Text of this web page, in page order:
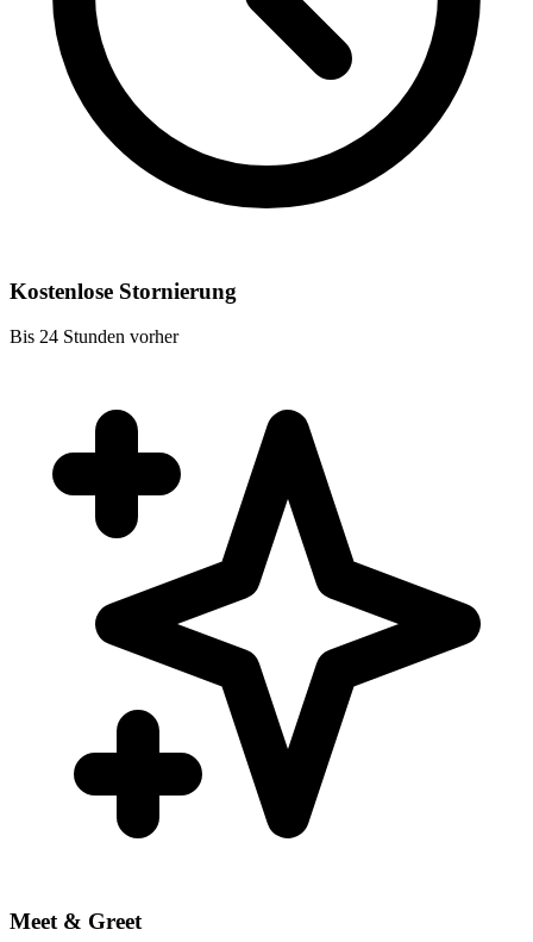
Kostenlose Stornierung
Bis 24 Stunden vorher
Meet & Greet